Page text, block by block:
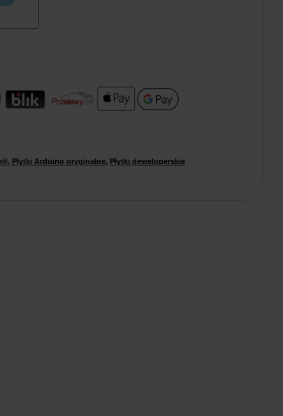
, Płytki Arduino oryginalne, Płytki deweloperskie